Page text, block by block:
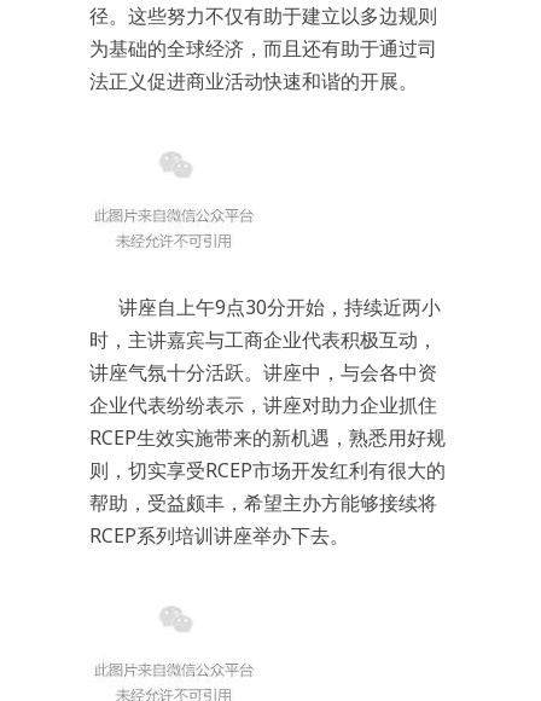
径。这些努力不仅有助于建立以多边规则
为基础的全球经济，而且还有助于通过司
法正义促进商业活动快速和谐的开展。
讲座自上午9点30分开始，持续近两小
时，主讲嘉宾与工商企业代表积极互动，
讲座气氛十分活跃。讲座中，与会各中资
企业代表纷纷表示，讲座对助力企业抓住
RCEP生效实施带来的新机遇，熟悉用好规
则，切实享受RCEP市场开发红利有很大的
帮助，受益颇丰，希望主办方能够接续将
RCEP系列培训讲座举办下去。